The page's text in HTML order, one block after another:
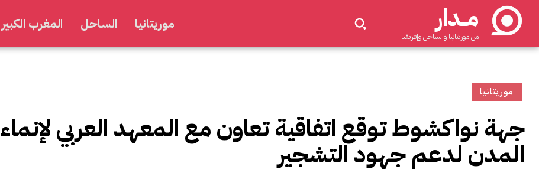
مــدار
من موريتانيا والساحل وإفريقيا
موريتانيا الساحل المغرب الكبير
موريتانيا
جهة نواكشوط توقع اتفاقية تعاون مع المعهد العربي لإنماء
المدن لدعم جهود التشجير